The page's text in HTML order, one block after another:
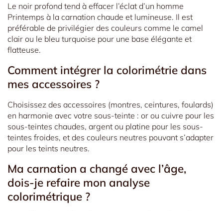
Le noir profond tend à effacer l’éclat d’un homme
Printemps à la carnation chaude et lumineuse. Il est
préférable de privilégier des couleurs comme le camel
clair ou le bleu turquoise pour une base élégante et
flatteuse.
Comment intégrer la colorimétrie dans
mes accessoires ?
Choisissez des accessoires (montres, ceintures, foulards)
en harmonie avec votre sous-teinte : or ou cuivre pour les
sous-teintes chaudes, argent ou platine pour les sous-
teintes froides, et des couleurs neutres pouvant s’adapter
pour les teints neutres.
Ma carnation a changé avec l’âge,
dois-je refaire mon analyse
colorimétrique ?